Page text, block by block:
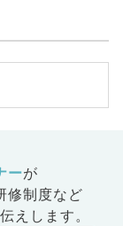
ーが
修制度など
えします。